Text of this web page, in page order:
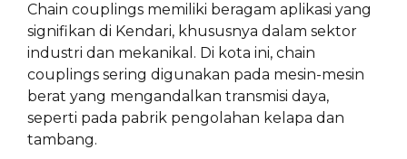
Chain couplings memiliki beragam aplikasi yang
signifikan di Kendari, khususnya dalam sektor
industri dan mekanikal. Di kota ini, chain
couplings sering digunakan pada mesin-mesin
berat yang mengandalkan transmisi daya,
seperti pada pabrik pengolahan kelapa dan
tambang.